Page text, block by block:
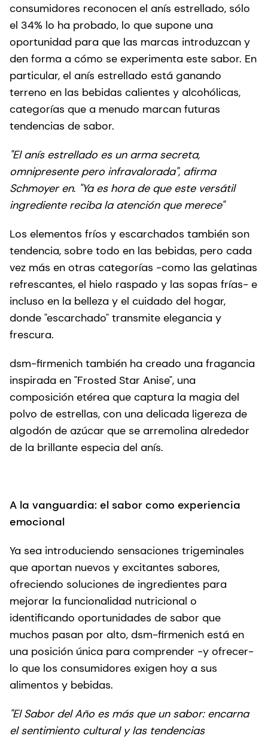
consumidores reconocen el anís estrellado, sólo
el 34% lo ha probado, lo que supone una
oportunidad para que las marcas introduzcan y
den forma a cómo se experimenta este sabor. En
particular, el anís estrellado está ganando
terreno en las bebidas calientes y alcohólicas,
categorías que a menudo marcan futuras
tendencias de sabor.
"El anís estrellado es un arma secreta,
omnipresente pero infravalorada", afirma
Schmoyer en. "Ya es hora de que este versátil
ingrediente reciba la atención que merece"
Los elementos fríos y escarchados también son
tendencia, sobre todo en las bebidas, pero cada
vez más en otras categorías -como las gelatinas
refrescantes, el hielo raspado y las sopas frías- e
incluso en la belleza y el cuidado del hogar,
donde "escarchado" transmite elegancia y
frescura.
dsm-firmenich también ha creado una fragancia
inspirada en "Frosted Star Anise", una
composición etérea que captura la magia del
polvo de estrellas, con una delicada ligereza de
algodón de azúcar que se arremolina alrededor
de la brillante especia del anís.
A la vanguardia: el sabor como experiencia
emocional
Ya sea introduciendo sensaciones trigeminales
que aportan nuevos y excitantes sabores,
ofreciendo soluciones de ingredientes para
mejorar la funcionalidad nutricional o
identificando oportunidades de sabor que
muchos pasan por alto, dsm-firmenich está en
una posición única para comprender -y ofrecer-
lo que los consumidores exigen hoy a sus
alimentos y bebidas.
"El Sabor del Año es más que un sabor: encarna
el sentimiento cultural y las tendencias